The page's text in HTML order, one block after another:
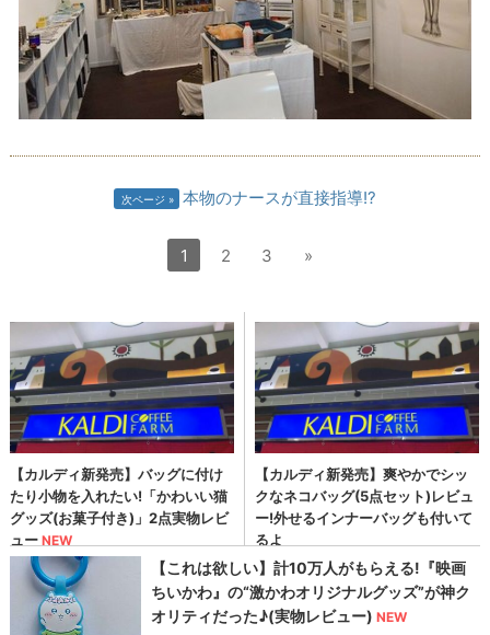
次ページ 本物のナースが直接指導!?
1 2 3 »